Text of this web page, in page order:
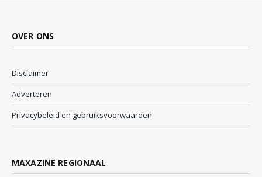
OVER ONS
Disclaimer
Adverteren
Privacybeleid en gebruiksvoorwaarden
MAXAZINE REGIONAAL